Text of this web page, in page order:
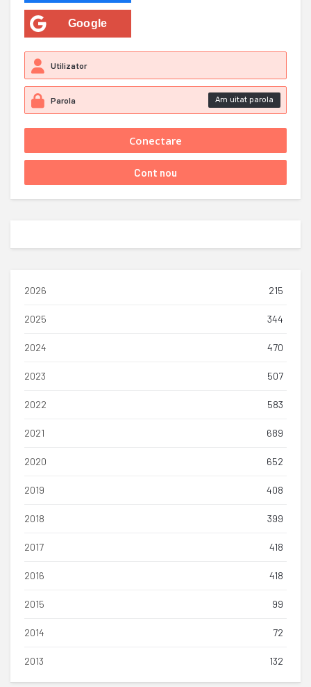
Google
Am uitat parola
2026 215
2025 344
2024 470
2023 507
2022 583
2021 689
2020 652
2019 408
2018 399
2017 418
2016 418
2015 99
2014 72
2013 132